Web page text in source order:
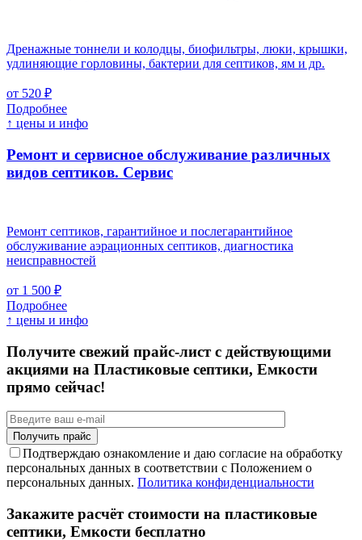
Дренажные тоннели и колодцы, биофильтры, люки, крышки,
удлиняющие горловины, бактерии для септиков, ям и др.
от 520 ₽
Подробнее
↑ цены и инфо
Ремонт и сервисное обслуживание различных
видов септиков. Сервис
Ремонт септиков, гарантийное и послегарантийное
обслуживание аэрационных септиков, диагностика
неисправностей
от 1 500 ₽
Подробнее
↑ цены и инфо
Получите свежий прайс-лист с действующими
акциями на Пластиковые септики, Емкости
прямо сейчас!
Подтверждаю ознакомление и даю согласие на обработку
персональных данных в соответствии с Положением о
персональных данных. Политика конфиденциальности
Закажите расчёт стоимости на пластиковые
септики, Емкости бесплатно